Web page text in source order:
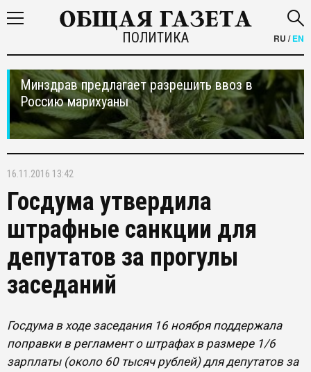
ПОЛИТИКА RU /EN
Минздрав предлагает разрешить ввоз в
Россию марихуаны
16.11.2016 13:42
Госдума утвердила
штрафные санкции для
депутатов за прогулы
заседаний
Госдума в ходе заседания 16 ноября поддержала
поправки в регламент о штрафах в размере 1/6
зарплаты (около 60 тысяч рублей) для депутатов за